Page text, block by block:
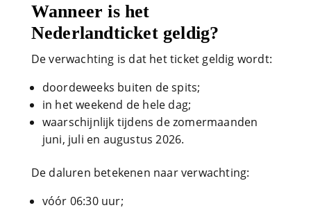
Wanneer is het
Nederlandticket geldig?
De verwachting is dat het ticket geldig wordt:
doordeweeks buiten de spits;
in het weekend de hele dag;
waarschijnlijk tijdens de zomermaanden
juni, juli en augustus 2026.
De daluren betekenen naar verwachting:
vóór 06:30 uur;